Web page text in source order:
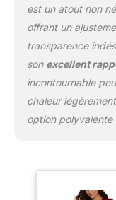
est un atout non
offrant un
transparence
son excellent
incontournable
chaleur
option polyvalente